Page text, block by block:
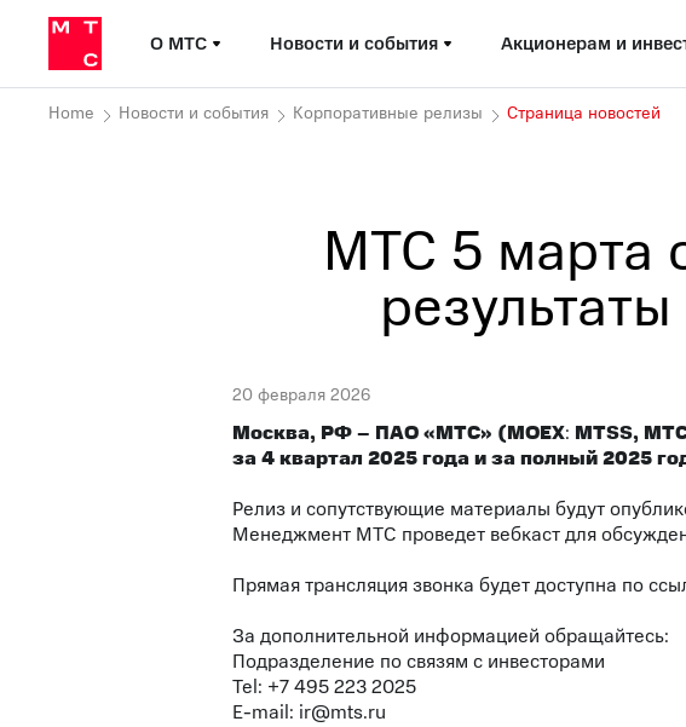
О МТС Новости и события Акционерам и
Home Новости и события Корпоративные релизы Страница новостей
МТС 5 марта
20 февраля 2026
Москва, РФ – ПАО «МТС» (MOEX: MTSS,
за 4 квартал 2025 года и за полный 2025
Релиз и сопутствующие материалы будут
Менеджмент МТС проведет вебкаст для
Прямая трансляция звонка будет доступна по
За дополнительной информацией обращайтесь:
Подразделение по связям с инвесторами
Tel: +7 495 223 2025
E-mail: ir@mts.ru